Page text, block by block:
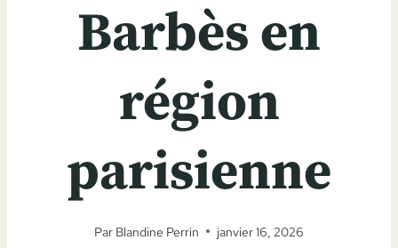
Barbès en
région
parisienne
Par Blandine Perrin janvier 16, 2026